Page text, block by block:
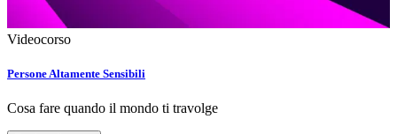
Videocorso
Persone Altamente Sensibili
Cosa fare quando il mondo ti travolge